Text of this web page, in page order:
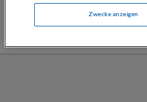
Öffentliche
Sonstige
Zwecke anzeigen